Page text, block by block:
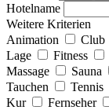
Hotelname
Weitere Kriterien
Animation
Club
Lage
Fitness
Massage
Sauna
Tauchen
Tennis
Kur
Fernseher